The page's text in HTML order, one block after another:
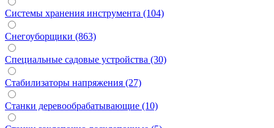
Системы хранения инструмента (104)
Снегоуборщики (863)
Специальные садовые устройства (30)
Стабилизаторы напряжения (27)
Станки деревообрабатывающие (10)